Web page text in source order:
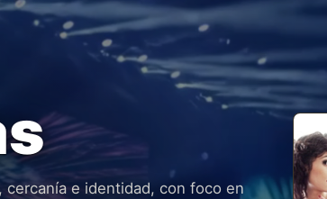
cercanía e identidad, con foco en